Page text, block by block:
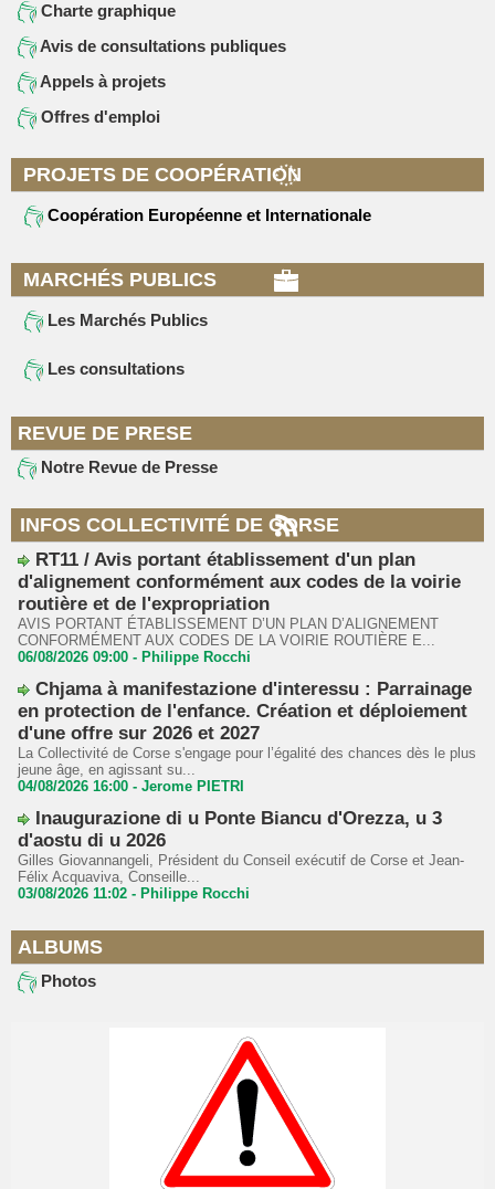
Charte graphique
Avis de consultations publiques
Appels à projets
Offres d'emploi
PROJETS DE COOPÉRATION
Coopération Européenne et Internationale
MARCHÉS PUBLICS
Les Marchés Publics
Les consultations
REVUE DE PRESE
Notre Revue de Presse
INFOS COLLECTIVITÉ DE CORSE
RT11 / Avis portant établissement d'un plan
d'alignement conformément aux codes de la voirie
routière et de l'expropriation
AVIS PORTANT ÉTABLISSEMENT D’UN PLAN D’ALIGNEMENT
CONFORMÉMENT AUX CODES DE LA VOIRIE ROUTIÈRE E...
06/08/2026 09:00 - Philippe Rocchi
Chjama à manifestazione d'interessu : Parrainage
en protection de l'enfance. Création et déploiement
d'une offre sur 2026 et 2027
La Collectivité de Corse s'engage pour l’égalité des chances dès le plus
jeune âge, en agissant su...
04/08/2026 16:00 - Jerome PIETRI
Inaugurazione di u Ponte Biancu d'Orezza, u 3
d'aostu di u 2026
Gilles Giovannangeli, Président du Conseil exécutif de Corse et Jean-
Félix Acquaviva, Conseille...
03/08/2026 11:02 - Philippe Rocchi
ALBUMS
Photos